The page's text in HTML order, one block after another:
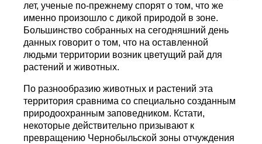
лет, ученые по-прежнему спорят о том, что же
именно произошло с дикой природой в зоне.
Большинство собранных на сегодняшний день
данных говорит о том, что на оставленной
людьми территории возник цветущий рай для
растений и животных.
По разнообразию животных и растений эта
территория сравнима со специально созданным
природоохранным заповедником. Кстати,
некоторые действительно призывают к
превращению Чернобыльской зоны отчуждения